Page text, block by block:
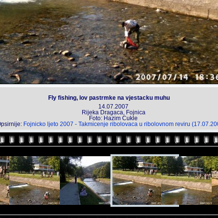
Fly fishing, lov pastrmke na vjestacku muhu
14.07.2007
Rijeka Dragaca, Fojnica
Foto: Hazim Cukle
Fojnicko ljeto 2007 - Takmicenje ribolovaca u ribolovnom reviru